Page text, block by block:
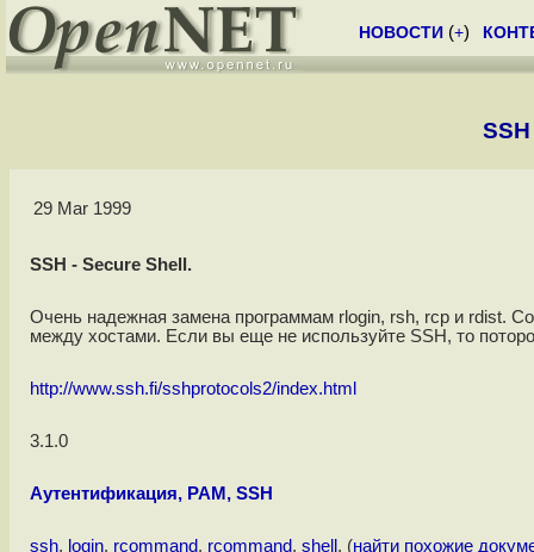
НОВОСТИ (+)
29 Mar 1999
SSH - Secure Shell.
Очень надежная замена программам rlogin, rsh, rcp и rdist.
между хостами. Если вы еще не используйте SSH, то
http://www.ssh.fi/sshprotocols2/index.html
3.1.0
Аутентификация, PAM, SSH
ssh, login, rcommand, rcommand, shell , (найти похожие